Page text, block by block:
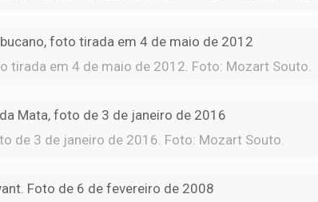
tirada em 4 de maio de 2012. Foto: Mozart Souto.
de 3 de janeiro de 2016. Foto: Mozart Souto.